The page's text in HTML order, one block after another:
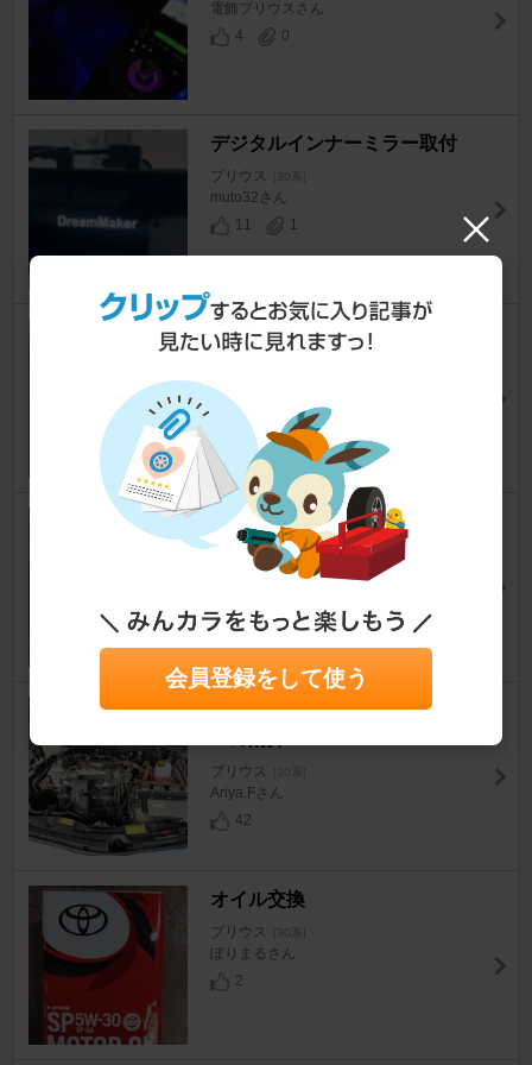
電飾プリウスさん
4
0
デジタルインナーミラー取付
プリウス [30系]
muto32さん
11
1
クルコンの故障～交換
ジャガー♂さん
8
キー電池交換 2号キー
プリウス [30系]
@銀次郎さん
インテーク・EGRバルブクーラ
プリウス
Ariya.Fさん
42
オイル交換
プリウス [30系]
ぽりまるさん
2
会員登録をして使う